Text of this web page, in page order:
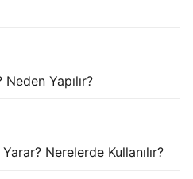
Yapılır?
Nerelerde Kullanılır?